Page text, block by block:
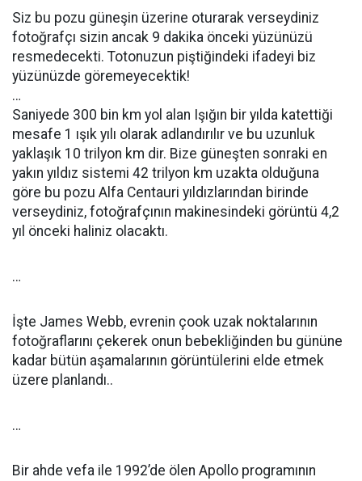
Siz bu pozu güneşin üzerine oturarak verseydiniz
fotoğrafçı sizin ancak 9 dakika önceki yüzünüzü
resmedecekti. Totonuzun piştiğindeki ifadeyi biz
yüzünüzde göremeyecektik!
…
Saniyede 300 bin km yol alan Işığın bir yılda katettiği
mesafe 1 ışık yılı olarak adlandırılır ve bu uzunluk
yaklaşık 10 trilyon km dir. Bize güneşten sonraki en
yakın yıldız sistemi 42 trilyon km uzakta olduğuna
göre bu pozu Alfa Centauri yıldızlarından birinde
verseydiniz, fotoğrafçının makinesindeki görüntü 4,2
yıl önceki haliniz olacaktı.
…
İşte James Webb, evrenin çook uzak noktalarının
fotoğraflarını çekerek onun bebekliğinden bu gününe
kadar bütün aşamalarının görüntülerini elde etmek
üzere planlandı..
…
Bir ahde vefa ile 1992’de ölen Apollo programının